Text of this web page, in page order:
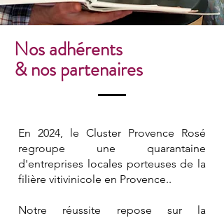
Nos adhérents
& nos partenaires
En 2024, le Cluster Provence Rosé
regroupe une quarantaine
d'entreprises locales porteuses de la
filière vitivinicole en Provence..
Notre réussite repose sur la